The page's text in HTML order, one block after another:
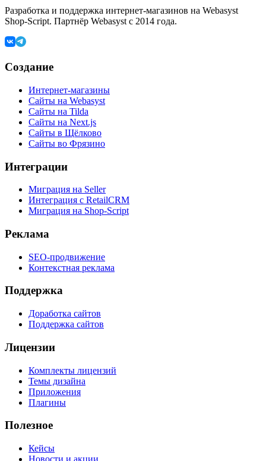
Разработка и поддержка интернет-магазинов на Webasyst
Shop-Script. Партнёр Webasyst с 2014 года.
Создание
Интернет-магазины
Сайты на Webasyst
Сайты на Tilda
Сайты на Next.js
Сайты в Щёлково
Сайты во Фрязино
Интеграции
Миграция на Seller
Интеграция с RetailCRM
Миграция на Shop-Script
Реклама
SEO-продвижение
Контекстная реклама
Поддержка
Доработка сайтов
Поддержка сайтов
Лицензии
Комплекты лицензий
Темы дизайна
Приложения
Плагины
Полезное
Кейсы
Новости и акции